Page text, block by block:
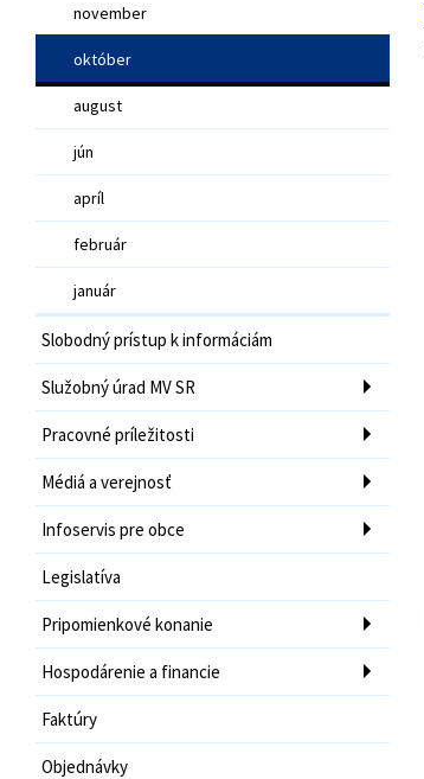
november
október
august
jún
apríl
február
január
Slobodný prístup k informáciám
Služobný úrad MV SR
Pracovné príležitosti
Médiá a verejnosť
Infoservis pre obce
Legislatíva
Pripomienkové konanie
Hospodárenie a financie
Faktúry
Objednávky